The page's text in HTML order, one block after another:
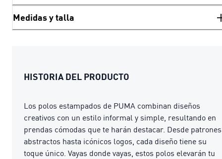
Medidas y talla
HISTORIA DEL PRODUCTO
Los polos estampados de PUMA combinan diseños
creativos con un estilo informal y simple, resultando en
prendas cómodas que te harán destacar. Desde patrones
abstractos hasta icónicos logos, cada diseño tiene su
toque único. Vayas donde vayas, estos polos elevarán tu